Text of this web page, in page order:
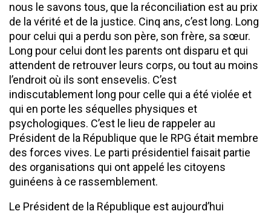
nous le savons tous, que la réconciliation est au prix
de la vérité et de la justice. Cinq ans, c’est long. Long
pour celui qui a perdu son père, son frère, sa sœur.
Long pour celui dont les parents ont disparu et qui
attendent de retrouver leurs corps, ou tout au moins
l’endroit où ils sont ensevelis. C’est
indiscutablement long pour celle qui a été violée et
qui en porte les séquelles physiques et
psychologiques. C’est le lieu de rappeler au
Président de la République que le RPG était membre
des forces vives. Le parti présidentiel faisait partie
des organisations qui ont appelé les citoyens
guinéens à ce rassemblement.
Le Président de la République est aujourd’hui